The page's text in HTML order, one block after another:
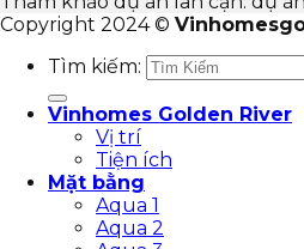
Copyright 2024 ©
Tìm kiếm:
Vinhomes Golden River
Vị trí
Tiện ích
Mặt bằng
Aqua 1
Aqua 2